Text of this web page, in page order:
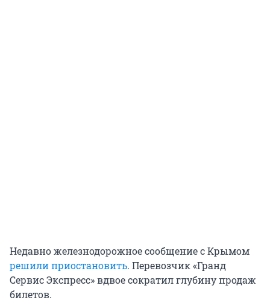
Недавно железнодорожное сообщение с Крымом
решили приостановить. Перевозчик «Гранд
Сервис Экспресс» вдвое сократил глубину продаж
билетов.